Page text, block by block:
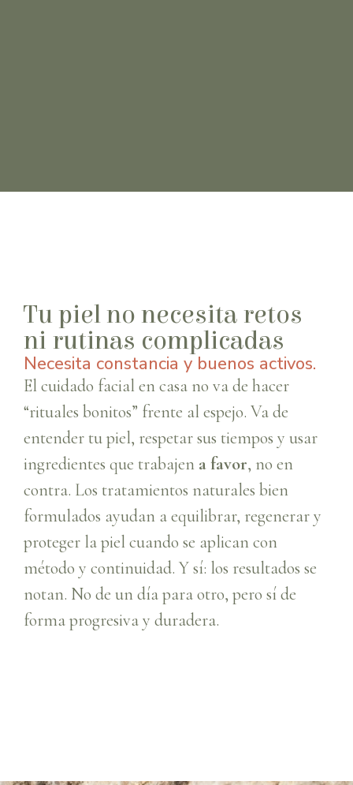
Tu piel no necesita retos
ni rutinas complicadas
Necesita constancia y buenos activos.
El cuidado facial en casa no va de hacer
“rituales bonitos” frente al espejo. Va de
entender tu piel, respetar sus tiempos y usar
ingredientes que trabajen a favor, no en
contra. Los tratamientos naturales bien
formulados ayudan a equilibrar, regenerar y
proteger la piel cuando se aplican con
método y continuidad. Y sí: los resultados se
notan. No de un día para otro, pero sí de
forma progresiva y duradera.